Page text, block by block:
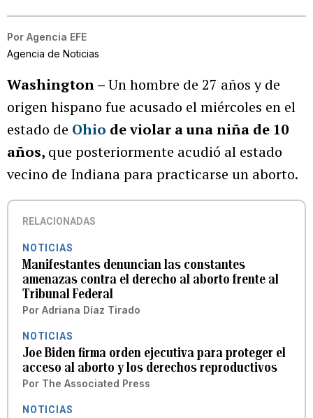
Por Agencia EFE
Agencia de Noticias
Washington –Un hombre de 27 años y de
origen hispano fue acusado el miércoles en el
estado de Ohio de violar a una niña de 10
años, que posteriormente acudió al estado
vecino de Indiana para practicarse un aborto.
RELACIONADAS
NOTICIAS
Manifestantes denuncian las constantes
amenazas contra el derecho al aborto frente al
Tribunal Federal
Por Adriana Díaz Tirado
NOTICIAS
Joe Biden firma orden ejecutiva para proteger el
acceso al aborto y los derechos reproductivos
Por The Associated Press
NOTICIAS